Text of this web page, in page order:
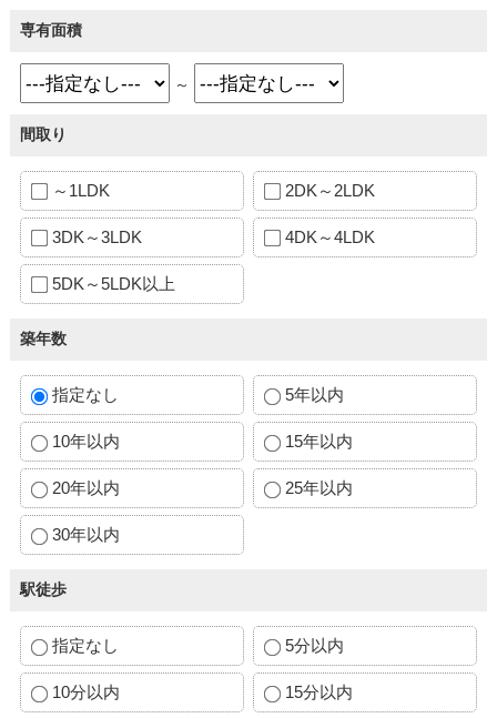
専有面積
～
間取り
～1LDK 2DK～2LDK
3DK～3LDK 4DK～4LDK
5DK～5LDK以上
築年数
指定なし 5年以内
10年以内 15年以内
20年以内 25年以内
30年以内
駅徒歩
指定なし 5分以内
10分以内 15分以内